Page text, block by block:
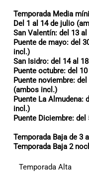
Temporada Media
Del 1 al 14 de julio
San Valentín: del 13
Puente de mayo: del
incl.)
San Isidro: del 14 al
Puente octubre: del
Puente noviembre:
(ambos incl.)
Puente La Almudena:
incl.)
Puente Diciembre:
Temporada Baja de 3
Temporada Baja 2
Temporada Alta